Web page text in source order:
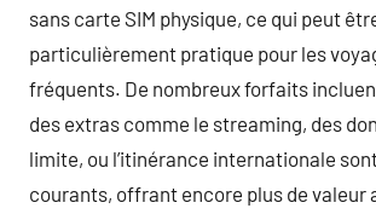
sans carte SIM physique, ce qui peut
particulièrement pratique pour les
fréquents. De nombreux forfaits
des extras comme le streaming, des
limite, ou l’itinérance internationale
courants, offrant encore plus de valeur